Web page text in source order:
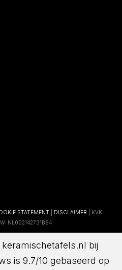
STATEMENT DISCLAIMER | KVK:
NL002142731B64
bij
is 9.7/10 gebaseerd op